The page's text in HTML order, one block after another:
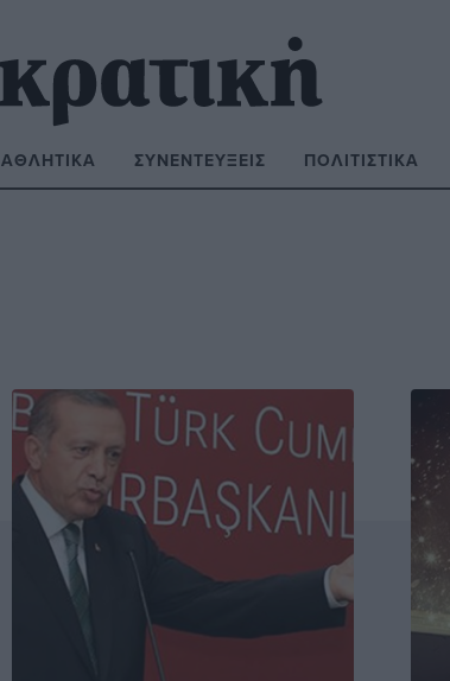
ΑΘΛΗΤΙΚΆ ΣΥΝΕΝΤΕΎΞΕΙΣ ΠΟΛΙΤΙΣΤΙΚΆ